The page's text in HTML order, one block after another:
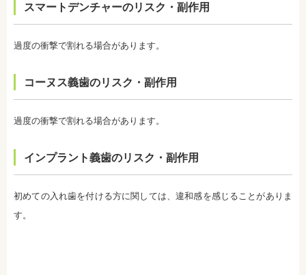
・白さを維持するためにはメンテナンスが必要にな
・ホワイトニングは、歯の表面が荒れる、知覚過敏
ケチャップなど避けたほうがいい飲み物、食事があ
監修医情報 医療法人社団日坂会 理事長 日坂充宏
日本大学歯学部卒業
日本大学歯学部口腔外科第２講座大学院卒業
歯学博士（口腔外科学）
日本大学歯学部非常勤講師
社会福祉法人富士白苑理事
スマートデンチャーのリスク・副作用
過度の衝撃で割れる場合があります。
コーヌス義歯のリスク・副作用
過度の衝撃で割れる場合があります。
インプラント義歯のリスク・副作用
初めての入れ歯を付ける方に関しては、違和感を感じることがありま
す。